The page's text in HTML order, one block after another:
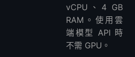
為什麼我推薦它
優點
缺點
vCPU、4 GB
RAM。使用雲
端模型 API 時
不需 GPU。